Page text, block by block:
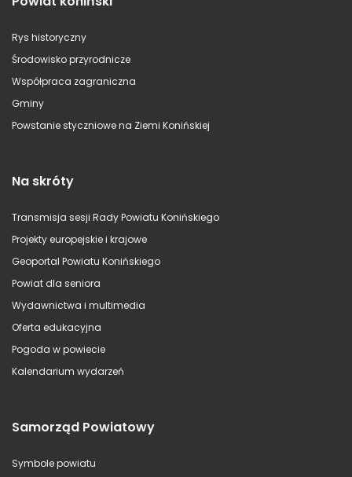
Rys historyczny
Środowisko przyrodnicze
Współpraca zagraniczna
Gminy
Powstanie styczniowe na Ziemi Konińskiej
Na skróty
Transmisja sesji Rady Powiatu Konińskiego
Projekty europejskie i krajowe
Geoportal Powiatu Konińskiego
Powiat dla seniora
Wydawnictwa i multimedia
Oferta edukacyjna
Pogoda w powiecie
Kalendarium wydarzeń
Samorząd Powiatowy
Symbole powiatu